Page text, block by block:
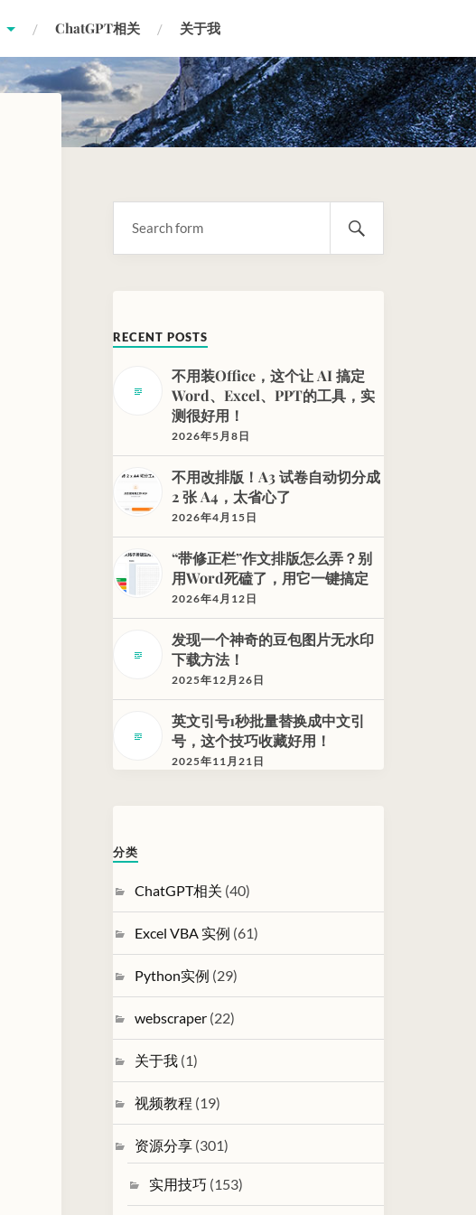
ChatGPT相关 关于我
RECENT POSTS
不用装Office，这个让 AI 搞定
Word、Excel、PPT的工具，实
测很好用！
2026年5月8日
不用改排版！A3 试卷自动切分成
2 张 A4，太省心了
2026年4月15日
“带修正栏”作文排版怎么弄？别
用Word死磕了，用它一键搞定
2026年4月12日
发现一个神奇的豆包图片无水印
下载方法！
2025年12月26日
英文引号1秒批量替换成中文引
号，这个技巧收藏好用！
2025年11月21日
分类
ChatGPT相关 (40)
Excel VBA 实例 (61)
Python实例 (29)
webscraper (22)
关于我 (1)
视频教程 (19)
资源分享 (301)
实用技巧 (153)